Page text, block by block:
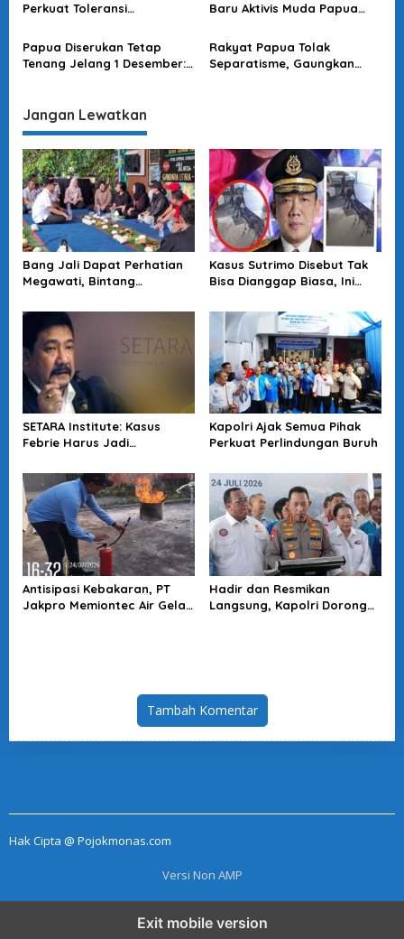
Perkuat Toleransi
2025
Baru Aktivis Muda Papua
Kebersamaan
Papua Diserukan Tetap
Tenang Jelang 1 Desember:
Rakyat Papua Tolak
Separatisme, Gaungkan
Jangan Lewatkan
Bang Jali Dapat Perhatian
Megawati, Bintang
Pojok Baca
Kasus Sutrimo Disebut Tak
Bisa Dianggap Biasa, Ini
Tuntas
SETARA Institute: Kasus
Febrie Harus Jadi
Akuntabilitas Penegakan
Hukum
Kapolri Ajak Semua Pihak
Perkuat Perlindungan Buruh
Antisipasi Kebakaran, PT
Jakpro Memiontec Air Gelar
Hadir dan Resmikan
Langsung, Kapolri Dorong
Tambah Komentar
Hak Cipta @ Pojokmonas.com
Versi Non AMP
Exit mobile version